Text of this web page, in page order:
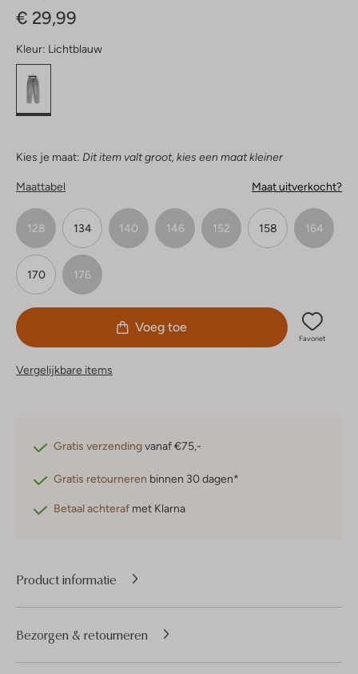
€ 29,99
Kleur: Lichtblauw
Kies je maat: Dit item valt groot, kies een maat kleiner
Maattabel Maat uitverkocht?
128 134 140 146 152 158 164
170 176
Voeg toe
Favoriet
Vergelijkbare items
Gratis verzendingvanaf €75,-
Gratis retourneren binnen 30 dagen*
Betaal achteraf met Klarna
Product informatie
Bezorgen & retourneren